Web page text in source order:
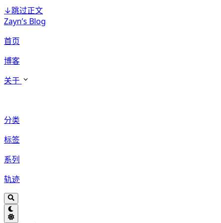
↓跳过正文
Zayn’s Blog
首页
博客
关于
分类
标签
系列
轨迹